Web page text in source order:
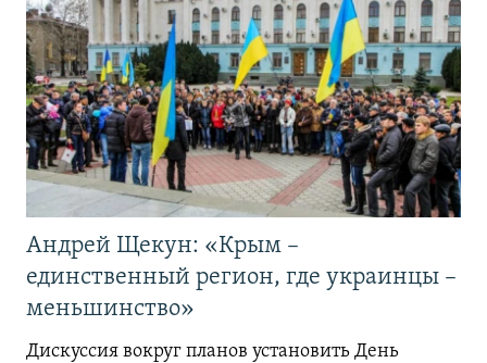
Андрей Щекун: «Крым –
единственный регион, где украинцы –
меньшинство»
Дискуссия вокруг планов установить День